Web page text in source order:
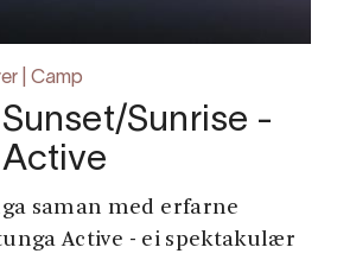
| Camp
Sunrise -
Active
saman med erfarne
Active - ei spektakulær